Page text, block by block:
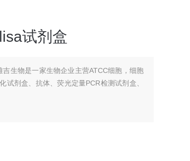
试剂盒
生物是一家生物企业主营ATCC细胞，细胞
试剂盒、抗体、荧光定量PCR检测试剂盒、